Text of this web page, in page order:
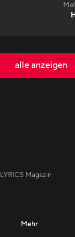
alle anzeigen
LYRICS Magazin
Mehr